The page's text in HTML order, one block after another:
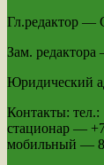
Гл.редактор —
Зам.
Юридический
Контакты: тел.:
стационар —
мобильный —